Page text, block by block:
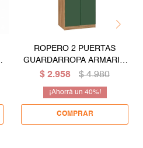
ROPERO 2 PUERTAS
GUARDARROPA ARMARIO
PLACARD CLOSET
COLOR MADERA VERDE
$ 2.958 $ 4.980
40